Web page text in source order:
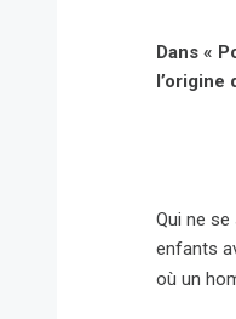
Dans «
l’origine
Qui ne
enfants
où un